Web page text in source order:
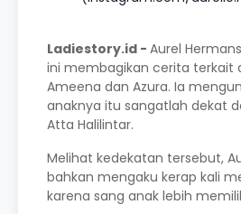
Ladiestory.id - Aurel
ini membagikan cerita terkait
Ameena dan Azura. Ia
anaknya itu sangatlah dekat
Atta Halilintar.
Melihat kedekatan tersebut,
bahkan mengaku kerap kali
karena sang anak lebih